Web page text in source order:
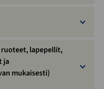
lapepellit,
ja
mukaisesti)